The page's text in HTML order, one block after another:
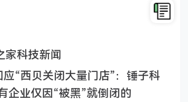
家科技新闻
“西贝关闭大量门店”：锤子科
企业仅因“被黑”就倒闭的